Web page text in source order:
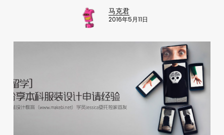
马克君
2016年5月11日